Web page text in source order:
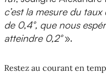
c’est la mesure du
de 0,4°, que nous
atteindre 0,2°».
Restez au courant en